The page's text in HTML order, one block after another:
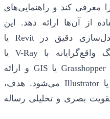
معرفی کند و راهنمایی‌های
از آن‌ها ارائه دهد. این
راهنمایی‌ها شامل اصول مدل‌سازی دقیق در Revit یا
SketchUp، تکنیک‌های رندرینگ واقع‌گرایانه با V-Ray یا
Lumion، تحلیل‌های پیچیده با Grasshopper یا GIS و ارائه
گرافیکی مؤثر با Photoshop یا Illustrator می‌شود. هدف،
تقویت بصری و تحلیلی رساله